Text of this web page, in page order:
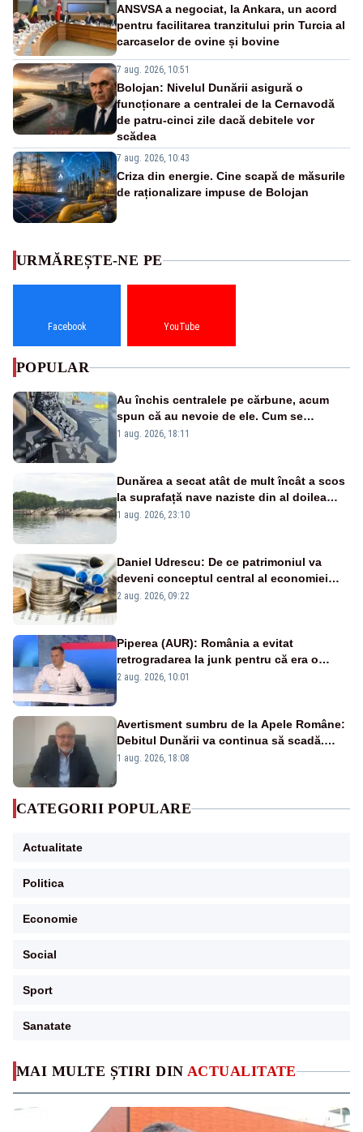
ANSVSA a negociat, la Ankara, un acord
pentru facilitarea tranzitului prin Turcia al
carcaselor de ovine și bovine
7 aug. 2026, 10:51
Bolojan: Nivelul Dunării asigură o
funcționare a centralei de la Cernavodă
de patru-cinci zile dacă debitele vor
scădea
7 aug. 2026, 10:43
Criza din energie. Cine scapă de măsurile
de raționalizare impuse de Bolojan
MAI MULTE ȘTIRI DIN ACTUALITATE
URMĂREȘTE-NE PE
Facebook YouTube
POPULAR
Au închis centralele pe cărbune, acum
spun că au nevoie de ele. Cum se
pasează vina în plină criză energetică
1 aug. 2026, 18:11
Dunărea a secat atât de mult încât a scos
la suprafață nave naziste din al doilea
război mondial
1 aug. 2026, 23:10
Daniel Udrescu: De ce patrimoniul va
deveni conceptul central al economiei
viitoare?
2 aug. 2026, 09:22
Piperea (AUR): România a evitat
retrogradarea la junk pentru că era o
catastrofă pentru bănci și fondurile de
2 aug. 2026, 10:01
Avertisment sumbru de la Apele Române:
Debitul Dunării va continua să scadă.
Cernavodă s-ar putea închide în 4 zile
1 aug. 2026, 18:08
CATEGORII POPULARE
Actualitate
Politica
Economie
Social
Sport
Sanatate